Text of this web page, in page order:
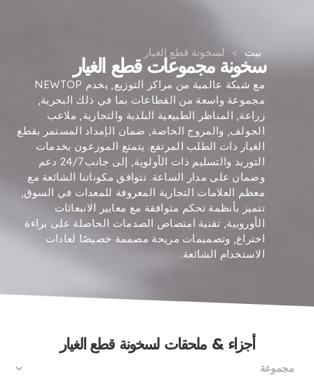
بيت > لسخونة قطع الغيار
سخونة مجموعات قطع الغيار
مع شبكة عالمية من مراكز التوزيع, يخدم NEWTOP
مجموعة واسعة من القطاعات بما في ذلك البحرية,
زراعة, المناظر الطبيعية البلدية والتجارية, ملاعب
الجولف, والمروج الخاصة, ضمان الإمداد المستمر بقطع
الغيار ذات الطلب المرتفع. يتمتع الموزعون بخدمات
التوريد والتسليم ذات الأولوية, إلى جانب 24/7 دعم
وضمان على مدار الساعة. تتوافق مكوناتنا الشائعة مع
معظم العلامات التجارية المعروفة للمعدات في السوق,
تتميز بأنظمة تحكم متوافقة مع معايير الانبعاثات
الأوروبية, تقنية امتصاص الصدمات الحاصلة على براءة
اختراع, وتصميمات مريحة مصممة خصيصًا لعادات
الاستخدام الشائعة.
أجزاء & ملحقات لسخونة قطع الغيار